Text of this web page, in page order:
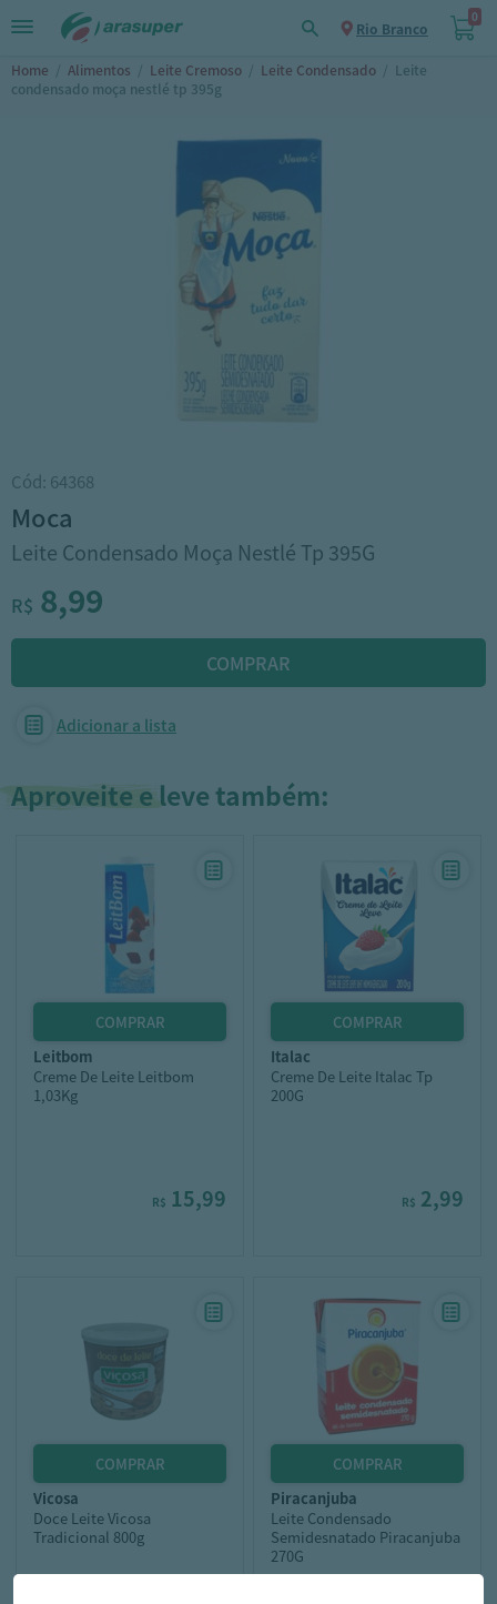
Rio Branco
0
Home / Alimentos / Leite Cremoso / Leite Condensado / Leite
condensado moça nestlé tp 395g
Cód: 64368
moca
Leite Condensado Moça Nestlé Tp 395G
R$ 8,99
Adicionar a lista
Aproveite e leve também:
leitbom
Creme De Leite Leitbom
1,03Kg
R$ 15,99
italac
Creme De Leite Italac Tp
200G
R$ 2,99
vicosa
Doce Leite Vicosa
Tradicional 800g
piracanjuba
Leite Condensado
Semidesnatado Piracanjuba
270G